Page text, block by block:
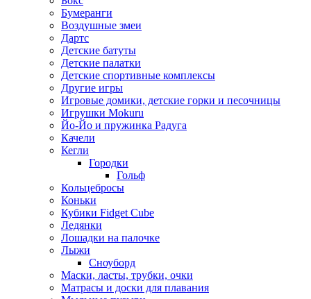
Бумеранги
Воздушные змеи
Дартс
Детские батуты
Детские палатки
Детские спортивные комплексы
Другие игры
Игровые домики, детские горки и песочницы
Игрушки Mokuru
Йо-Йо и пружинка Радуга
Качели
Кегли
Городки
Гольф
Кольцебросы
Коньки
Кубики Fidget Cube
Ледянки
Лошадки на палочке
Лыжи
Сноуборд
Маски, ласты, трубки, очки
Матрасы и доски для плавания